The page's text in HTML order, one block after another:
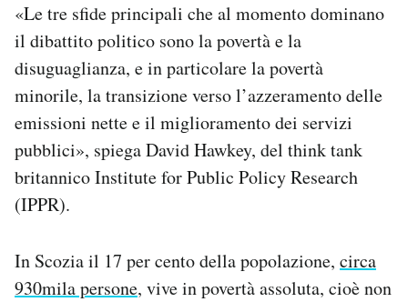
«Le tre sfide principali che al momento dominano
il dibattito politico sono la povertà e la
disuguaglianza, e in particolare la povertà
minorile, la transizione verso l’azzeramento delle
emissioni nette e il miglioramento dei servizi
pubblici», spiega David Hawkey, del think tank
britannico Institute for Public Policy Research
(IPPR).
In Scozia il 17 per cento della popolazione, circa
930mila persone, vive in povertà assoluta, cioè non